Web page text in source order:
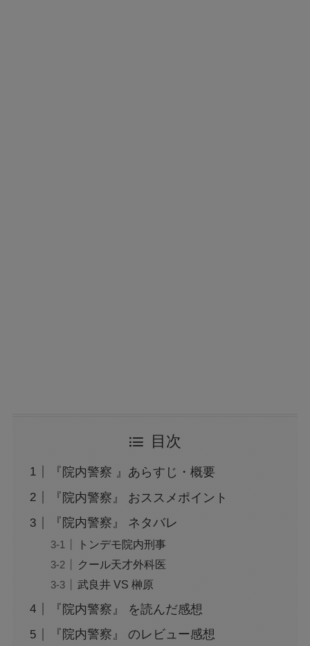
目次
『院内警察 』あらすじ・概要
『院内警察』 おススメポイント
『院内警察』 ネタバレ
トンデモ院内刑事
クール天才外科医
武良井 VS 榊原
『院内警察』 を読んだ感想
『院内警察』 のレビュー感想